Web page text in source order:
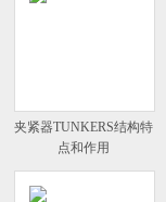
夹紧器TUNKERS结构特
点和作用